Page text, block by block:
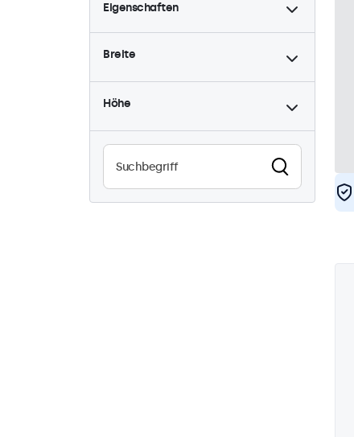
Eigenschaften
4:3 / 5:4
2
Dimmbar
4
High-Brightness
0
Wasserdicht (IP65)
Staubdicht (IP65)
2
Breite
Höhe